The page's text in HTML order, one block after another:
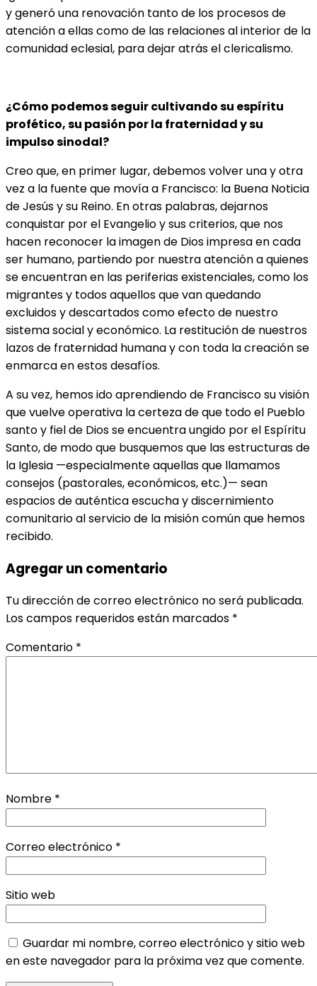
y generó una renovación tanto de los procesos de
atención a ellas como de las relaciones al interior de la
comunidad eclesial, para dejar atrás el clericalismo.
¿Cómo podemos seguir cultivando su espíritu
profético, su pasión por la fraternidad y su
impulso sinodal?
Creo que, en primer lugar, debemos volver una y otra
vez a la fuente que movía a Francisco: la Buena Noticia
de Jesús y su Reino. En otras palabras, dejarnos
conquistar por el Evangelio y sus criterios, que nos
hacen reconocer la imagen de Dios impresa en cada
ser humano, partiendo por nuestra atención a quienes
se encuentran en las periferias existenciales, como los
migrantes y todos aquellos que van quedando
excluidos y descartados como efecto de nuestro
sistema social y económico. La restitución de nuestros
lazos de fraternidad humana y con toda la creación se
enmarca en estos desafíos.
A su vez, hemos ido aprendiendo de Francisco su visión
que vuelve operativa la certeza de que todo el Pueblo
santo y fiel de Dios se encuentra ungido por el Espíritu
Santo, de modo que busquemos que las estructuras de
la Iglesia —especialmente aquellas que llamamos
consejos (pastorales, económicos, etc.)— sean
espacios de auténtica escucha y discernimiento
comunitario al servicio de la misión común que hemos
recibido.
Agregar un comentario
Tu dirección de correo electrónico no será publicada.
Los campos requeridos están marcados *
Comentario *
Nombre *
Correo electrónico *
Sitio web
Guardar mi nombre, correo electrónico y sitio web
en este navegador para la próxima vez que comente.